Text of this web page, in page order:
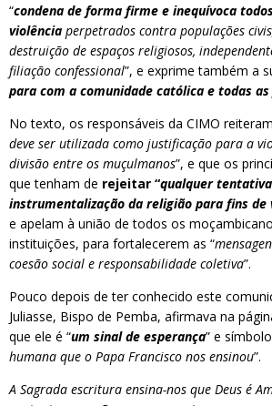
“condena de forma firme e inequívoca
violência perpetrados contra populações
destruição de espaços religiosos,
filiação confessional”, e exprime também a
para com a comunidade católica e todas
No texto, os responsáveis da CIMO
deve ser utilizada como justificação para a
divisão entre os muçulmanos”, e que os
que tenham de rejeitar “qualquer
instrumentalização da religião para fins
e apelam à união de todos os
instituições, para fortalecerem as “
coesão social e responsabilidade coletiva”.
Pouco depois de ter conhecido este
Juliasse, Bispo de Pemba, afirmava na
que ele é “um sinal de esperança” e
humana que o Papa Francisco nos ensinou”.
A Sagrada escritura ensina-nos que Deus é